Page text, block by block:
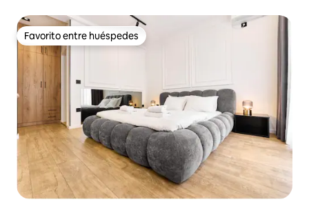
Favorito entre huéspedes
Favorito entre huéspedes